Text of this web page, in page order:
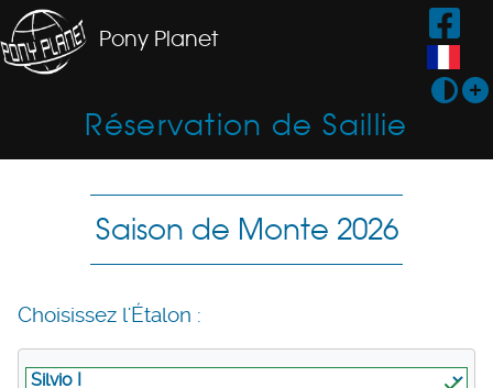
Pony Planet
Réservation de Saillie
Saison de Monte 2026
Choisissez l'Étalon :